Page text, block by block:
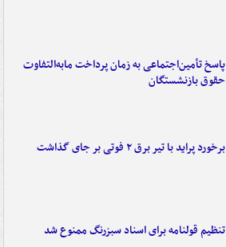
پاسخ تأمین‌اجتماعی به زمان پرداخت مابه‌التفاوت
حقوق بازنشستگان
برخورد پراید با تیر برق ۲ فوتی بر جای گذاشت
تنظیم قولنامه برای اسناد سبزرنگ ممنوع شد